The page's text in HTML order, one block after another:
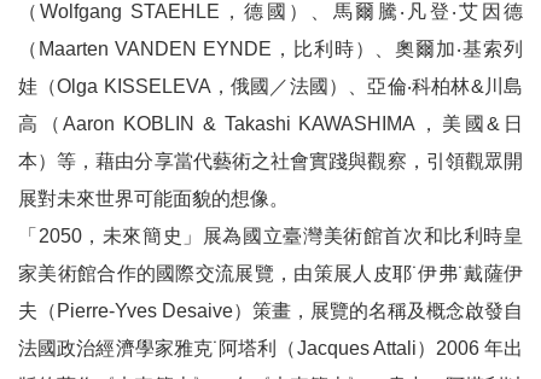
出
版
活
動
圖
書
線
上
（Wolfgang STAEHLE ，德國）、馬爾騰‧凡登‧艾因德
（ Maarten VANDEN EYNDE ，比利時）、奧爾加‧基索列
娃（Olga KISSELEVA ，俄國／法國）、亞倫‧科柏林& 川島
高（Aaron KOBLIN & Takashi KAWASHIMA ，美國& 日
本）等，藉由分享當代藝術之社會實踐與觀察，引領觀眾開
展對未來世界可能面貌的想像。
「 2050，未來簡史」展為國立臺灣美術館首次和比利時皇
家美術館合作的國際交流展覽，由策展人皮耶˙伊弗˙戴薩伊
夫（ Pierre-Yves Desaive）策畫，展覽的名稱及概念啟發自
法國政治經濟學家雅克˙阿塔利（Jacques Attali） 2006 年出